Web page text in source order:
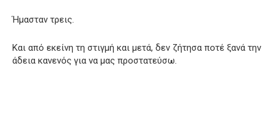
Ήμασταν τρεις.
Και από εκείνη τη στιγμή και μετά, δεν ζήτησα ποτέ ξανά την
άδεια κανενός για να μας προστατεύσω.